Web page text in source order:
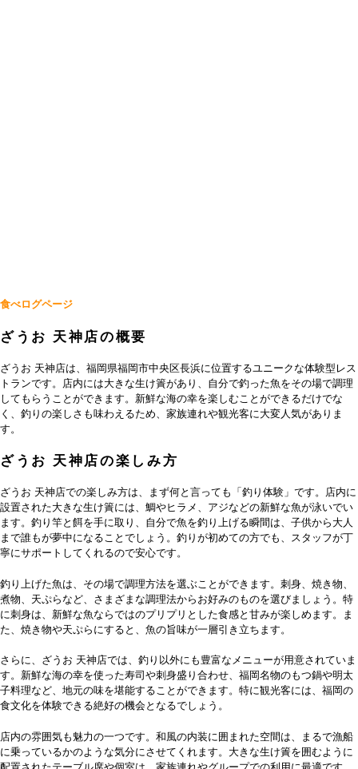
食べログページ
ざうお 天神店の概要
ざうお 天神店は、福岡県福岡市中央区長浜に位置するユニークな体験型レス
トランです。店内には大きな生け簀があり、自分で釣った魚をその場で調理
してもらうことができます。新鮮な海の幸を楽しむことができるだけでな
く、釣りの楽しさも味わえるため、家族連れや観光客に大変人気がありま
す。
ざうお 天神店の楽しみ方
ざうお 天神店での楽しみ方は、まず何と言っても「釣り体験」です。店内に
設置された大きな生け簀には、鯛やヒラメ、アジなどの新鮮な魚が泳いでい
ます。釣り竿と餌を手に取り、自分で魚を釣り上げる瞬間は、子供から大人
まで誰もが夢中になることでしょう。釣りが初めての方でも、スタッフが丁
寧にサポートしてくれるので安心です。
釣り上げた魚は、その場で調理方法を選ぶことができます。刺身、焼き物、
煮物、天ぷらなど、さまざまな調理法からお好みのものを選びましょう。特
に刺身は、新鮮な魚ならではのプリプリとした食感と甘みが楽しめます。ま
た、焼き物や天ぷらにすると、魚の旨味が一層引き立ちます。
さらに、ざうお 天神店では、釣り以外にも豊富なメニューが用意されていま
す。新鮮な海の幸を使った寿司や刺身盛り合わせ、福岡名物のもつ鍋や明太
子料理など、地元の味を堪能することができます。特に観光客には、福岡の
食文化を体験できる絶好の機会となるでしょう。
店内の雰囲気も魅力の一つです。和風の内装に囲まれた空間は、まるで漁船
に乗っているかのような気分にさせてくれます。大きな生け簀を囲むように